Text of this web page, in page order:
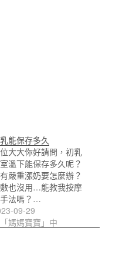
能保存多久
大大你好請問，初乳
溫下能保存多久呢？
嚴重漲奶要怎麼辦？
也沒用…能教我按摩
法嗎？…
09-29
媽媽寶寶」中